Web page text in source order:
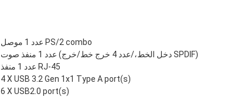
عدد 1 موصل PS/2 combo
عدد 1 منفذ صوت (دخل الخط،/عدد 4 خرج خط/خرج SPDIF)
عدد 1 منفذ RJ-45
4 X USB 3.2 Gen 1x1 Type A port(s)
6 X USB2.0 port(s)